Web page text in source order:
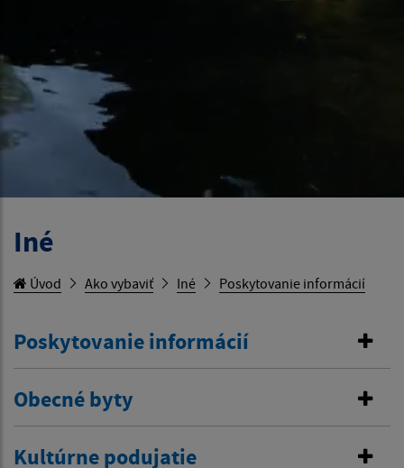
Iné
Úvod Ako vybaviť Iné Poskytovanie informácií
Poskytovanie informácií
Obecné byty
Kultúrne podujatie